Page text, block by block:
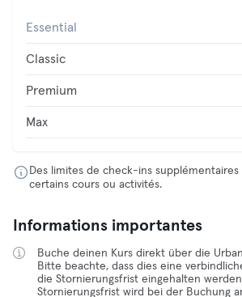
Essential
Classic
Premium
Max
Des limites de check-ins
certains cours ou activités.
Informations importantes
Buche deinen Kurs direkt über die
Bitte beachte, dass dies eine
die Stornierungsfrist eingehalten
Stornierungsfrist wird bei der Buchung